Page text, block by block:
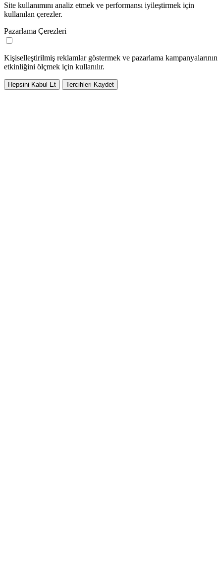
Site kullanımını analiz etmek ve performansı iyileştirmek için
kullanılan çerezler.
Pazarlama Çerezleri
Kişiselleştirilmiş reklamlar göstermek ve pazarlama kampanyalarının
etkinliğini ölçmek için kullanılır.
Hepsini Kabul Et Tercihleri Kaydet